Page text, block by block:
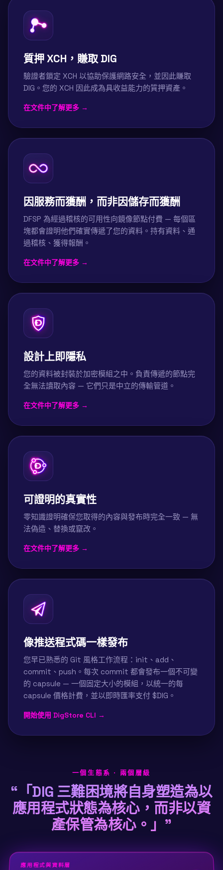
質押 XCH，賺取 DIG
驗證者鎖定 XCH 以協助保護網路安全，並因此賺取
DIG。您的 XCH 因此成為具收益能力的質押資產。
在文件中了解更多 →
因服務而獲酬，而非因儲存而獲酬
DFSP 為經過稽核的可用性向鏡像節點付費 — 每個區
塊都會證明他們確實傳遞了您的資料。持有資料、通
過稽核、獲得報酬。
在文件中了解更多 →
設計上即隱私
您的資料被封裝於加密模組之中。負責傳遞的節點完
全無法讀取內容 — 它們只是中立的傳輸管道。
在文件中了解更多 →
可證明的真實性
零知識證明確保您取得的內容與發布時完全一致 — 無
法偽造、替換或竄改。
在文件中了解更多 →
像推送程式碼一樣發布
您早已熟悉的 Git 風格工作流程：init、add、
commit、push。每次 commit 都會發布一個不可變
的 capsule — 一個固定大小的模組，以統一的每
capsule 價格計費，並以即時匯率支付 $DIG。
開始使用 DigStore CLI →
一個生態系 · 兩個層級
“ 「DIG 三難困境將自身塑造為以
應用程式狀態為核心，而非以資
產保管為核心。」 ”
應用程式與資料層